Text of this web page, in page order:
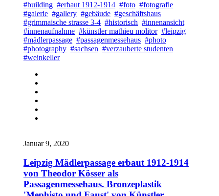
#building #erbaut 1912-1914 #foto #fotografie
#galerie #gallery #gebäude #geschäftshaus
#grimmaische strasse 3-4 #historisch #innenansicht
#innenaufnahme #künstler mathieu molitor #leipzig
#mädlerpassage #passagenmessehaus #photo
#photography #sachsen #verzauberte studenten
#weinkeller
Januar 9, 2020
Leipzig Mädlerpassage erbaut 1912-1914
von Theodor Kösser als
Passagenmessehaus. Bronzeplastik